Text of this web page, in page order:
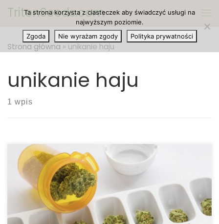
Przejdź do treści
TritonSeeds.com
Strona główna » unikanie haju
unikanie haju
1 wpis
Czy medyczna marihuana może sprawić, że
będziesz na haju? Odpowiedź brzmi: tak i nie. To
zależy od substancji czynnych i odmiany
marihuany, którą zastosujesz. Istnieją dwie
podstawowe substancje chemiczne znajdujące się
Ta strona korzysta z ciasteczek aby świadczyć usługi na
najwyższym poziomie.
Zgoda
Nie wyrażam zgody Polityka prywatności